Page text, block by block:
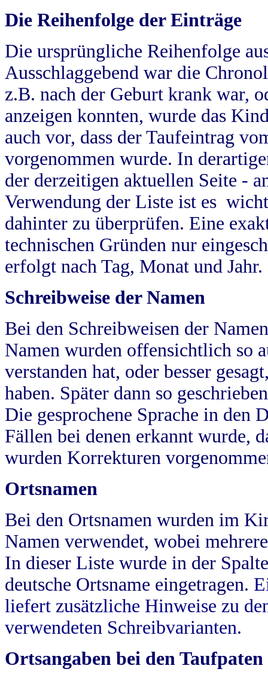
Die Reihenfolge der Einträge
Die ursprüngliche Reihenfolge
Ausschlaggebend war die
z.B. nach der Geburt krank war,
anzeigen konnten, wurde das
auch vor, dass der Taufeintrag
vorgenommen wurde. In
der derzeitigen aktuellen Seite -
Verwendung der Liste ist es
dahinter zu überprüfen. Eine
technischen Gründen nur
erfolgt nach Tag, Monat und Jahr.
Schreibweise der Namen
Bei den Schreibweisen der
Namen wurden offensichtlich so
verstanden hat, oder besser
haben. Später dann so
Die gesprochene Sprache in
Fällen bei denen erkannt wurde,
wurden Korrekturen
Ortsnamen
Bei den Ortsnamen wurden im
Namen verwendet, wobei
In dieser Liste wurde in der
deutsche Ortsname eingetragen.
liefert zusätzliche Hinweise zu
verwendeten Schreibvarianten.
Ortsangaben bei den Taufpaten